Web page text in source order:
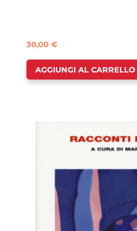
30,00€
AGGIUNGI AL CARRELLO